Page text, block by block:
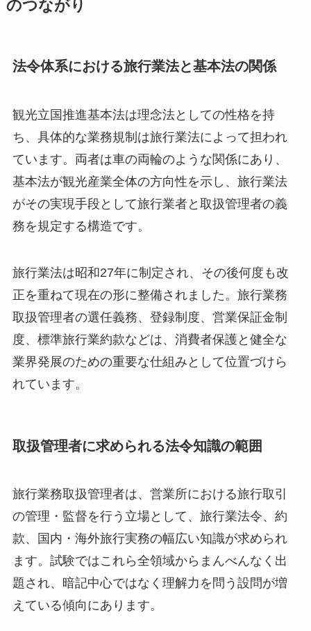
のつながり
法令体系における旅行業法と基本法の関係
観光立国推進基本法は理念法としての性格を持
ち、具体的な業務規制は旅行業法によって担われ
ています。両者は車の両輪のような関係にあり、
基本法が観光産業全体の方向性を示し、旅行業法
がその実現手段として旅行業者と取扱管理者の義
務を規定する構造です。
旅行業法は昭和27年に制定され、その後何度も改
正を重ねて現在の形に整備されました。旅行業務
取扱管理者の選任義務、登録制度、営業保証金制
度、標準旅行業約款などは、消費者保護と健全な
業界発展のための重要な仕組みとして位置づけら
れています。
取扱管理者に求められる法令知識の範囲
旅行業務取扱管理者は、営業所における旅行取引
の管理・監督を行う立場として、旅行業法令、約
款、国内・海外旅行実務の幅広い知識が求められ
ます。試験ではこれら全領域からまんべんなく出
題され、暗記中心ではなく理解力を問う設問が増
えている傾向にあります。